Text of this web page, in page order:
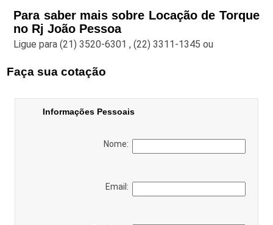
Para saber mais sobre Locação de Torque
no Rj João Pessoa
Ligue para(21) 3520-6301 ,(22) 3311-1345 ou
Faça sua cotação
Informações Pessoais
Nome:
Email: